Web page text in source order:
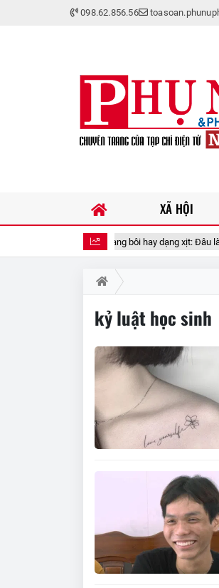
098.62.856.56
chống nắng dạng bôi hay dạng xịt: Đâu là lựa
XÃ HỘI
kỷ luật học sinh